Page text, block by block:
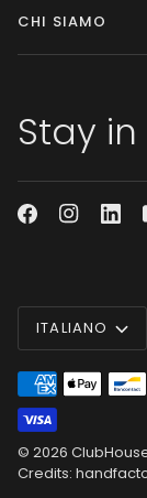
CHI SIAMO
Stay
Lingua
ITALIANO
© 2026
Credits: